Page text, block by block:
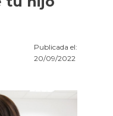
Publicada el:
20/09/2022